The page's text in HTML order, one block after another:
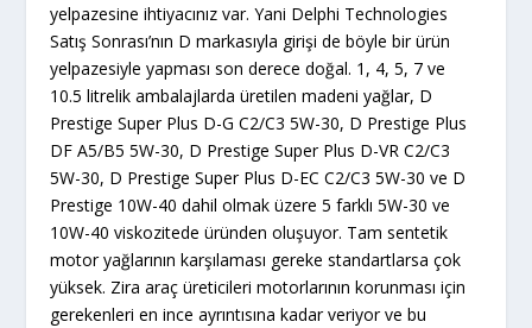
yelpazesine ihtiyacınız var. Yani Delphi Technologies
Satış Sonrası’nın D markasıyla girişi de böyle bir ürün
yelpazesiyle yapması son derece doğal. 1, 4, 5, 7 ve
10.5 litrelik ambalajlarda üretilen madeni yağlar, D
Prestige Super Plus D-G C2/C3 5W-30, D Prestige Plus
DF A5/B5 5W-30, D Prestige Super Plus D-VR C2/C3
5W-30, D Prestige Super Plus D-EC C2/C3 5W-30 ve D
Prestige 10W-40 dahil olmak üzere 5 farklı 5W-30 ve
10W-40 viskozitede üründen oluşuyor. Tam sentetik
motor yağlarının karşılaması gereke standartlarsa çok
yüksek. Zira araç üreticileri motorlarının korunması için
gerekenleri en ince ayrıntısına kadar veriyor ve bu